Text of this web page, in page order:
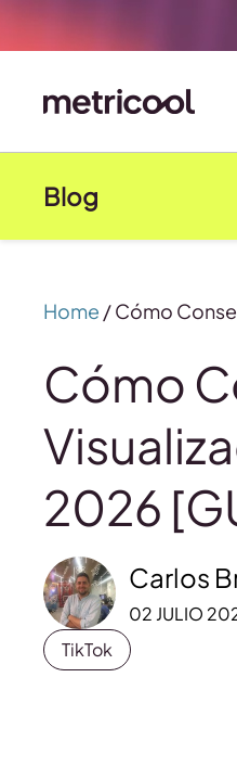
Blog
Home /Cómo
Cómo
2026
Carlos
02 JULIO
TikTok